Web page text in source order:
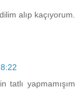
alıp kaçıyorum.
tatlı yapmamışım